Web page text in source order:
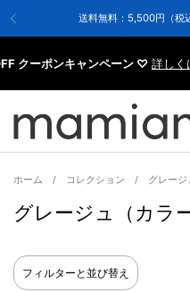
送料無料：5,500円（税
ポンキャンペーン ♡ 詳しくはこち
ホーム / コレクション / グレージ
グレージュ（カラ
フィルターと並び替え